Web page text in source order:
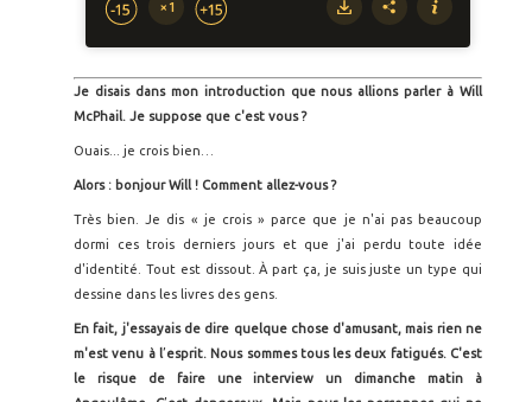
Je disais dans mon introduction que nous allions parler à Will
McPhail. Je suppose que c'est vous ?
Ouais... je crois bien…
Alors : bonjour Will ! Comment allez-vous ?
Très bien. Je dis « je crois » parce que je n'ai pas beaucoup
dormi ces trois derniers jours et que j'ai perdu toute idée
d'identité. Tout est dissout. À part ça, je suis juste un type qui
dessine dans les livres des gens.
En fait, j'essayais de dire quelque chose d'amusant, mais rien ne
m'est venu à l’esprit. Nous sommes tous les deux fatigués. C'est
le risque de faire une interview un dimanche matin à